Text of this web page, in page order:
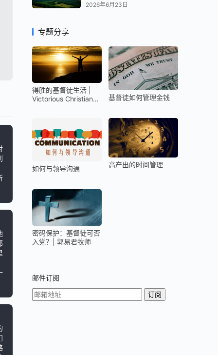
2026年6月23日
专题分享
得胜的基督徒生活 |
Victorious Christian
基督徒如何管理金钱
如何与领导沟通 高产出的时间管理
密码保护：基督徒可否
入党？| 郭易君牧师
邮件订阅